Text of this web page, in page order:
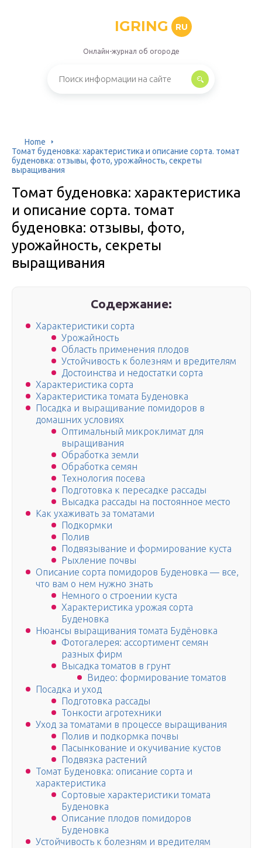
IGRING RU
Онлайн-журнал об огороде
Home
Томат буденовка: характеристика и описание сорта. томат
буденовка: отзывы, фото, урожайность, секреты
выращивания
Томат буденовка: характеристика
и описание сорта. томат
буденовка: отзывы, фото,
урожайность, секреты
выращивания
Содержание:
Характеристики сорта
Урожайность
Область применения плодов
Устойчивость к болезням и вредителям
Достоинства и недостатки сорта
Характеристика сорта
Характеристика томата Буденовка
Посадка и выращивание помидоров в
домашних условиях
Оптимальный микроклимат для
выращивания
Обработка земли
Обработка семян
Технология посева
Подготовка к пересадке рассады
Высадка рассады на постоянное место
Как ухаживать за томатами
Подкормки
Полив
Подвязывание и формирование куста
Рыхление почвы
Описание сорта помидоров Буденовка — все,
что вам о нем нужно знать
Немного о строении куста
Характеристика урожая сорта
Буденовка
Нюансы выращивания томата Будёновка
Фотогалерея: ассортимент семян
разных фирм
Высадка томатов в грунт
Видео: формирование томатов
Посадка и уход
Подготовка рассады
Тонкости агротехники
Уход за томатами в процессе выращивания
Полив и подкормка почвы
Пасынкование и окучивание кустов
Подвязка растений
Томат Буденовка: описание сорта и
характеристика
Сортовые характеристики томата
Буденовка
Описание плодов помидоров
Буденовка
Устойчивость к болезням и вредителям